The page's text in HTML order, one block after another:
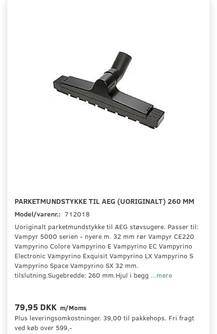
PARKETMUNDSTYKKE TIL AEG (UORIGINALT) 260 MM
Model/varenr.: 712018
Uoriginalt parketmundstykke til AEG støvsugere. Passer til:
Vampyr 5000 serien - nyere m. 32 mm rør Vampyr CE220
Vampyrino Colore Vampyrino E Vampyrino EC Vampyrino
Electronic Vampyrino Exquisit Vampyrino LX Vampyrino S
Vampyrino Space Vampyrino SX 32 mm.
tilslutning.Sugebredde: 260 mm.Hjul i begg ...mere
79,95 DKK m/Moms
Plus leveringsomkostninger. 39,00 til pakkehops. Fri fragt
ved køb over 599,-